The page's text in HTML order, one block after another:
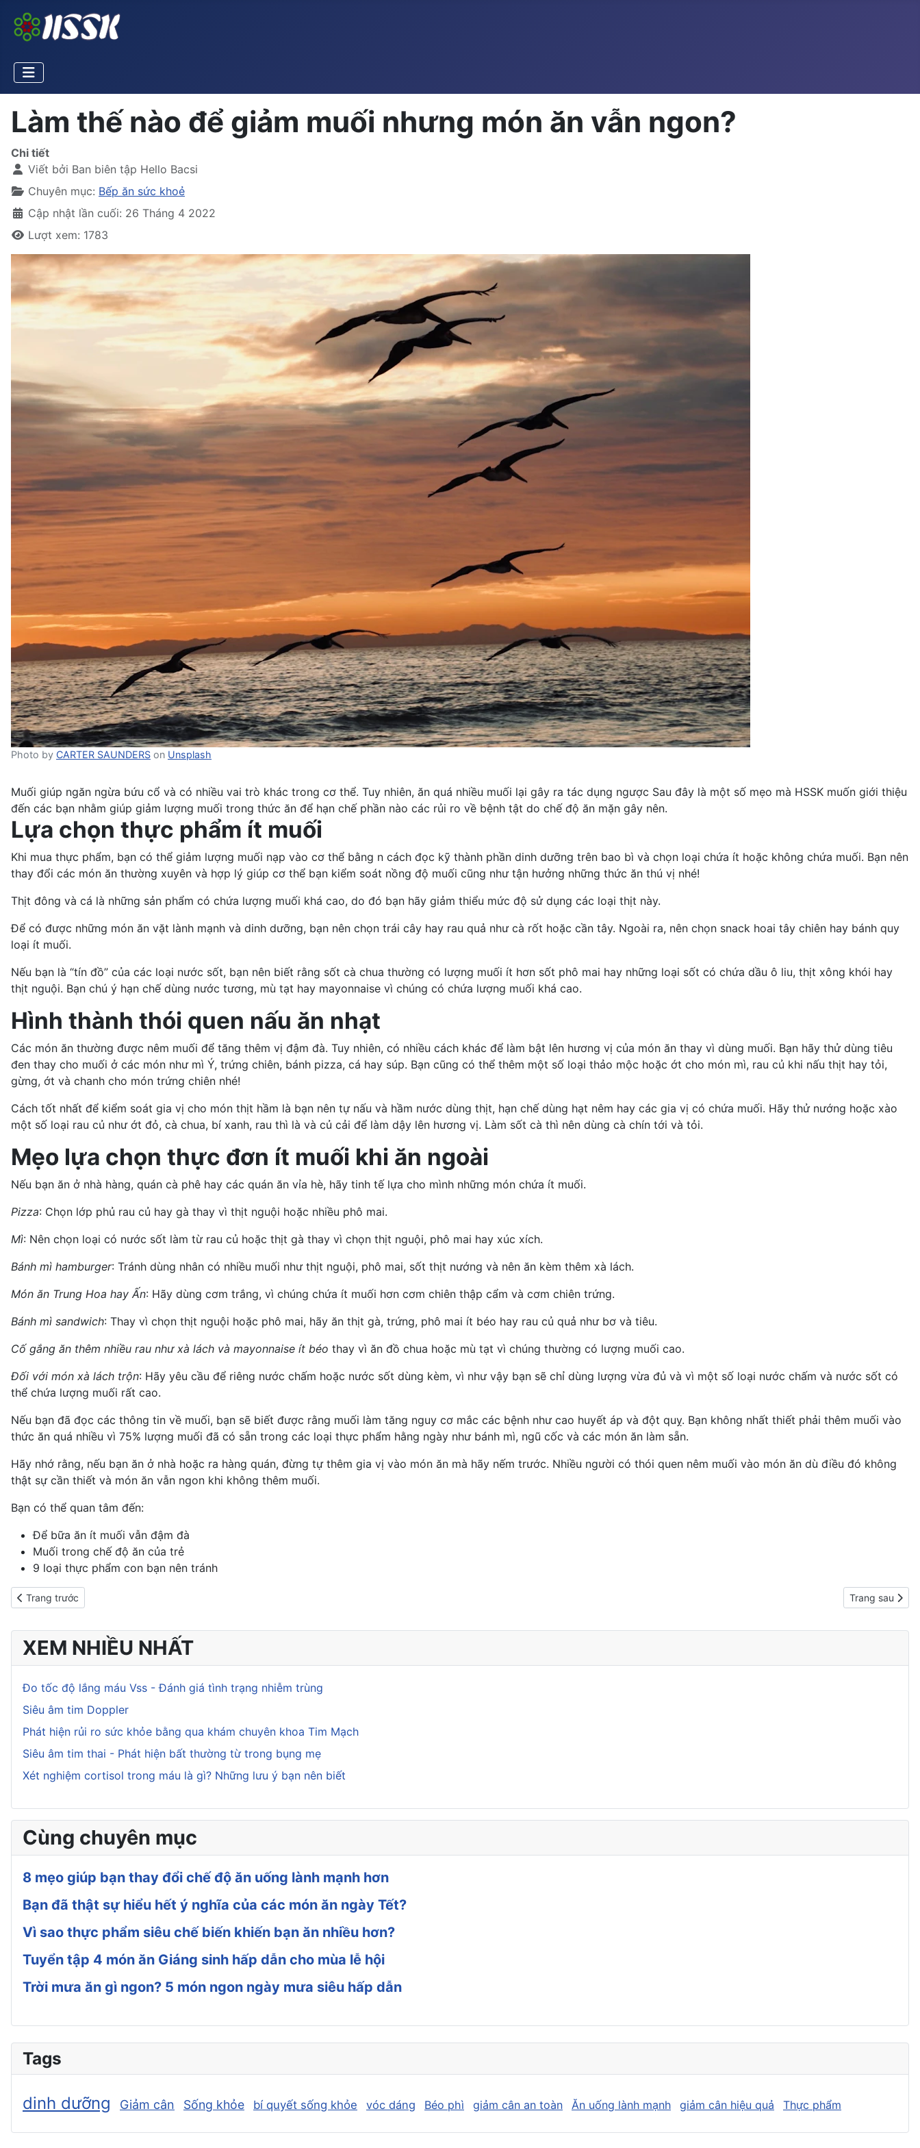
Làm thế nào để giảm muối nhưng món ăn vẫn ngon?
Chi tiết
Viết bởi Ban biên tập Hello Bacsi
Chuyên mục: Bếp ăn sức khoẻ
Cập nhật lần cuối: 26 Tháng 4 2022
Lượt xem: 1783
Photo by CARTER SAUNDERS on Unsplash
Muối giúp ngăn ngừa bứu cổ và có nhiều vai trò khác trong cơ thể. Tuy nhiên, ăn quá nhiều muối lại gây ra tác dụng ngược Sau đây là một số mẹo mà HSSK muốn giới thiệu
đến các bạn nhằm giúp giảm lượng muối trong thức ăn để hạn chế phần nào các rủi ro về bệnh tật do chế độ ăn mặn gây nên.
Lựa chọn thực phẩm ít muối
Khi mua thực phẩm, bạn có thể giảm lượng muối nạp vào cơ thể bằng n cách đọc kỹ thành phần dinh dưỡng trên bao bì và chọn loại chứa ít hoặc không chứa muối. Bạn nên
thay đổi các món ăn thường xuyên và hợp lý giúp cơ thể bạn kiểm soát nồng độ muối cũng như tận hưởng những thức ăn thú vị nhé!
Thịt đông và cá là những sản phẩm có chứa lượng muối khá cao, do đó bạn hãy giảm thiểu mức độ sử dụng các loại thịt này.
Để có được những món ăn vặt lành mạnh và dinh dưỡng, bạn nên chọn trái cây hay rau quả như cà rốt hoặc cần tây. Ngoài ra, nên chọn snack hoai tây chiên hay bánh quy
loại ít muối.
Nếu bạn là “tín đồ” của các loại nước sốt, bạn nên biết rằng sốt cà chua thường có lượng muối ít hơn sốt phô mai hay những loại sốt có chứa dầu ô liu, thịt xông khói hay
thịt nguội. Bạn chú ý hạn chế dùng nước tương, mù tạt hay mayonnaise vì chúng có chứa lượng muối khá cao.
Hình thành thói quen nấu ăn nhạt
Các món ăn thường được nêm muối để tăng thêm vị đậm đà. Tuy nhiên, có nhiều cách khác để làm bật lên hương vị của món ăn thay vì dùng muối. Bạn hãy thử dùng tiêu
đen thay cho muối ở các món như mì Ý, trứng chiên, bánh pizza, cá hay súp. Bạn cũng có thể thêm một số loại thảo mộc hoặc ớt cho món mì, rau củ khi nấu thịt hay tỏi,
gừng, ớt và chanh cho món trứng chiên nhé!
Cách tốt nhất để kiểm soát gia vị cho món thịt hầm là bạn nên tự nấu và hầm nước dùng thịt, hạn chế dùng hạt nêm hay các gia vị có chứa muối. Hãy thử nướng hoặc xào
một số loại rau củ như ớt đỏ, cà chua, bí xanh, rau thì là và củ cải để làm dậy lên hương vị. Làm sốt cà thì nên dùng cà chín tới và tỏi.
Mẹo lựa chọn thực đơn ít muối khi ăn ngoài
Nếu bạn ăn ở nhà hàng, quán cà phê hay các quán ăn vỉa hè, hãy tinh tế lựa cho mình những món chứa ít muối.
Pizza: Chọn lớp phủ rau củ hay gà thay vì thịt nguội hoặc nhiều phô mai.
Mì: Nên chọn loại có nước sốt làm từ rau củ hoặc thịt gà thay vì chọn thịt nguội, phô mai hay xúc xích.
Bánh mì hamburger: Tránh dùng nhân có nhiều muối như thịt nguội, phô mai, sốt thịt nướng và nên ăn kèm thêm xà lách.
Món ăn Trung Hoa hay Ấn: Hãy dùng cơm trắng, vì chúng chứa ít muối hơn cơm chiên thập cẩm và cơm chiên trứng.
Bánh mì sandwich: Thay vì chọn thịt nguội hoặc phô mai, hãy ăn thịt gà, trứng, phô mai ít béo hay rau củ quả như bơ và tiêu.
Cố gắng ăn thêm nhiều rau như xà lách và mayonnaise ít béo thay vì ăn đồ chua hoặc mù tạt vì chúng thường có lượng muối cao.
Đối với món xà lách trộn: Hãy yêu cầu để riêng nước chấm hoặc nước sốt dùng kèm, vì như vậy bạn sẽ chỉ dùng lượng vừa đủ và vì một số loại nước chấm và nước sốt có
thể chứa lượng muối rất cao.
Nếu bạn đã đọc các thông tin về muối, bạn sẽ biết được rằng muối làm tăng nguy cơ mắc các bệnh như cao huyết áp và đột quỵ. Bạn không nhất thiết phải thêm muối vào
thức ăn quá nhiều vì 75% lượng muối đã có sẵn trong các loại thực phẩm hằng ngày như bánh mì, ngũ cốc và các món ăn làm sẵn.
Hãy nhớ rằng, nếu bạn ăn ở nhà hoặc ra hàng quán, đừng tự thêm gia vị vào món ăn mà hãy nếm trước. Nhiều người có thói quen nêm muối vào món ăn dù điều đó không
thật sự cần thiết và món ăn vẫn ngon khi không thêm muối.
Bạn có thể quan tâm đến:
Để bữa ăn ít muối vẫn đậm đà
Muối trong chế độ ăn của trẻ
9 loại thực phẩm con bạn nên tránh
Previous article: Lợi ích từ việc nấu ăn tại nhà
Trang trước Next article:
Trang sau
XEM NHIỀU NHẤT
Đo tốc độ lắng máu Vss - Đánh giá tình trạng nhiễm trùng
Siêu âm tim Doppler
Phát hiện rủi ro sức khỏe bằng qua khám chuyên khoa Tim Mạch
Siêu âm tim thai - Phát hiện bất thường từ trong bụng mẹ
Xét nghiệm cortisol trong máu là gì? Những lưu ý bạn nên biết
Cùng chuyên mục
8 mẹo giúp bạn thay đổi chế độ ăn uống lành mạnh hơn
Bạn đã thật sự hiểu hết ý nghĩa của các món ăn ngày Tết?
Vì sao thực phẩm siêu chế biến khiến bạn ăn nhiều hơn?
Tuyển tập 4 món ăn Giáng sinh hấp dẫn cho mùa lễ hội
Trời mưa ăn gì ngon? 5 món ngon ngày mưa siêu hấp dẫn
Tags
dinh dưỡng Giảm cân Sống khỏe bí quyết sống khỏe vóc dáng Béo phì giảm cân an toàn Ăn uống lành mạnh giảm cân hiệu quả Thực phẩm